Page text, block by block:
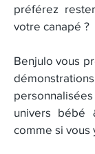
préférez
votre canapé ?
Benjulo vous
univers bébé
comme si vous